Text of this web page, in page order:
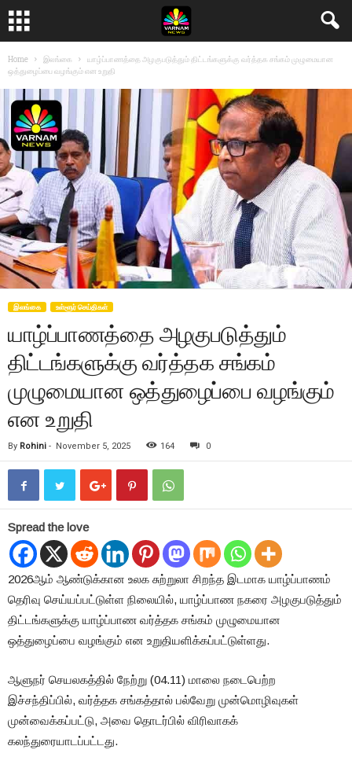
Home இலங்கை
யாழ்ப்பாணத்தை அழகுபடுத்தும் திட்டங்களுக்கு வர்த்தக சங்கம் முழுமையான
ஒத்துழைப்பை வழங்கும் என உறுதி
இலங்கை உள்ளூர் செய்திகள்
யாழ்ப்பாணத்தை அழகுபடுத்தும்
திட்டங்களுக்கு வர்த்தக சங்கம்
முழுமையான ஒத்துழைப்பை வழங்கும்
என உறுதி
By Rohini - November 5, 2025 164 0
Spread the love
2026ஆம் ஆண்டுக்கான உலக சுற்றுலா சிறந்த இடமாக யாழ்ப்பாணம்
தெரிவு செய்யப்பட்டுள்ள நிலையில், யாழ்ப்பாண நகரை அழகுபடுத்தும்
திட்டங்களுக்கு யாழ்ப்பாண வர்த்தக சங்கம் முழுமையான
ஒத்துழைப்பை வழங்கும் என உறுதியளிக்கப்பட்டுள்ளது.
ஆளுநர் செயலகத்தில் நேற்று (04.11) மாலை நடைபெற்ற
இச்சந்திப்பில், வர்த்தக சங்கத்தால் பல்வேறு முன்மொழிவுகள்
முன்வைக்கப்பட்டு, அவை தொடர்பில் விரிவாகக்
கலந்துரையாடப்பட்டது.